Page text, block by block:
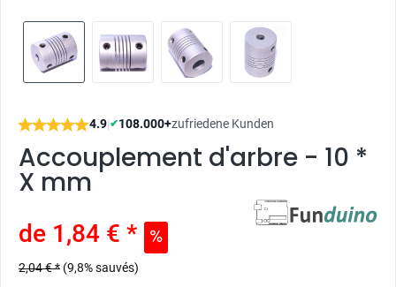
4.9|✔108.000+zufriedene Kunden
Accouplement d'arbre - 10 *
X mm
de 1,84 € *
2,04 € * (9,8% sauvés)